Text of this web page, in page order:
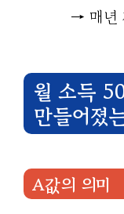
→ 매년
월 소득
만들어졌
A값의 의미